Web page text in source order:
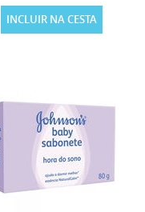
INCLUIR NA CESTA